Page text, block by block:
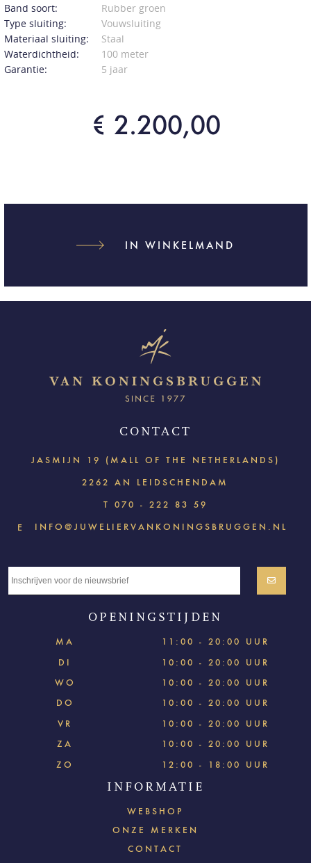
Band soort:
Rubber groen
Type sluiting:
Vouwsluiting
Materiaal sluiting:
Staal
Waterdichtheid:
100 meter
Garantie:
5 jaar
€ 2.200,00
IN WINKELMAND
CONTACT
JASMIJN 19 (MALL OF THE NETHERLANDS)
2262 AN LEIDSCHENDAM
T 070 - 222 83 59
E INFO@JUWELIERVANKONINGSBRUGGEN.NL
OPENINGSTIJDEN
MA
11:00 - 20:00 UUR
DI
10:00 - 20:00 UUR
WO
10:00 - 20:00 UUR
DO
10:00 - 20:00 UUR
VR
10:00 - 20:00 UUR
ZA
10:00 - 20:00 UUR
ZO
12:00 - 18:00 UUR
INFORMATIE
WEBSHOP
ONZE MERKEN
CONTACT